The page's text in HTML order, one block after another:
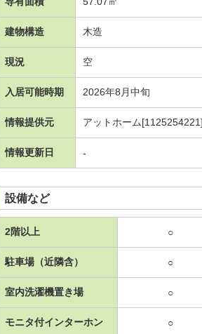
建物構造 木造
現況 空
入居可能時期 2026年8月中旬
情報提供元 アットホーム[1125254221]
情報更新日 -
設備など
2階以上 ○
駐車場（近隣含） ○
室内洗濯機置き場 ○
モニタ付インターホン ○